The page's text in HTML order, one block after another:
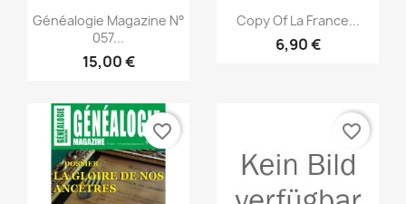
Vorschau
Généalogie Magazine N°
057...
15,00 €
Vorschau
Copy Of La France...
6,90 €
favorite_border favorite_border